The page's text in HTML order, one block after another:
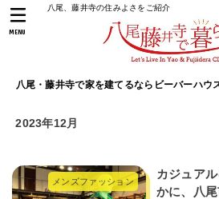
八尾、藤井寺の住みよさをご紹介
八尾・藤井寺で家を建てるならビーバーハウ
MENU
2023年12月
メンズファッション
カジュア
かに、八